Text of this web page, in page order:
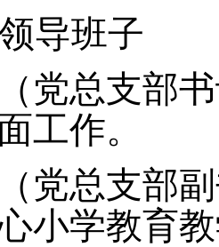
导班子
党总支部
工作。
党总支部
小学教育